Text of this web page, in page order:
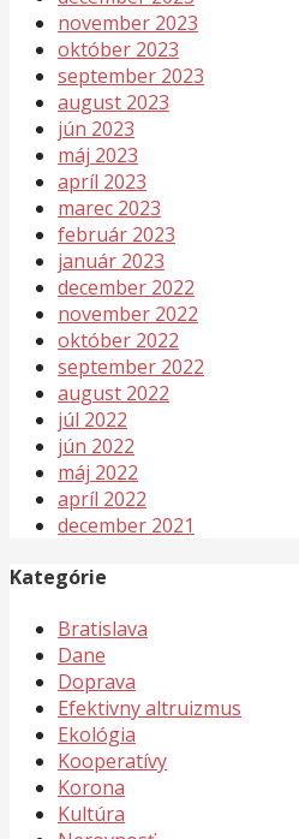
november 2023
október 2023
september 2023
august 2023
jún 2023
máj 2023
apríl 2023
marec 2023
február 2023
január 2023
december 2022
november 2022
október 2022
september 2022
august 2022
júl 2022
jún 2022
máj 2022
apríl 2022
december 2021
Kategórie
Bratislava
Dane
Doprava
Efektivny altruizmus
Ekológia
Kooperatívy
Korona
Kultúra